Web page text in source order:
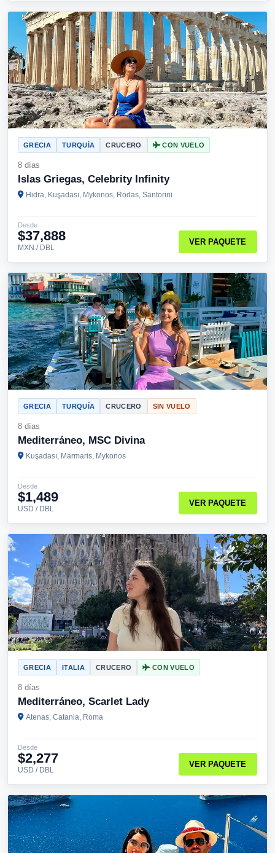
GRECIA TURQUÍA CRUCERO CON VUELO
8 días
Islas Griegas, Celebrity Infinity
Hidra, Kuşadası, Mykonos, Rodas, Santorini
Desde
$37,888
MXN / DBL
VER PAQUETE
GRECIA TURQUÍA CRUCERO SIN VUELO
8 días
Mediterráneo, MSC Divina
Kuşadası, Marmaris, Mykonos
Desde
$1,489
USD / DBL
VER PAQUETE
GRECIA ITALIA CRUCERO CON VUELO
8 días
Mediterráneo, Scarlet Lady
Atenas, Catania, Roma
Desde
$2,277
USD / DBL
VER PAQUETE